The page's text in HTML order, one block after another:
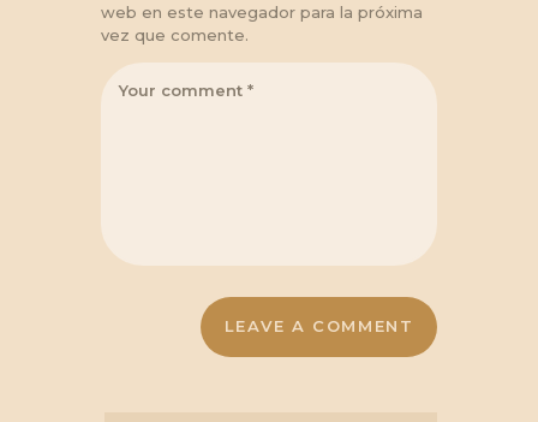
web en este navegador para la próxima
vez que comente.